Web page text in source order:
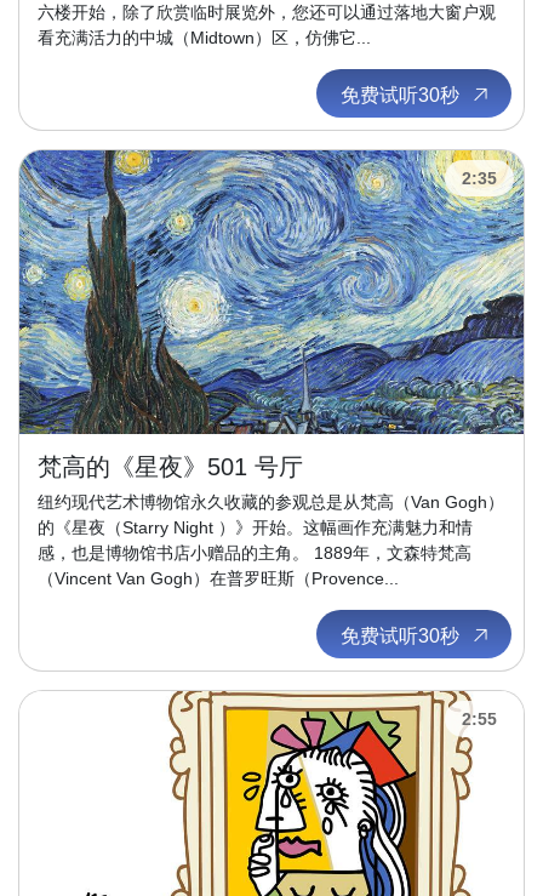
六楼开始，除了欣赏临时展览外，您还可以通过落地大窗户观
看充满活力的中城（Midtown）区，仿佛它...
免费试听30秒
2:35
梵高的《星夜》501 号厅
纽约现代艺术博物馆永久收藏的参观总是从梵高（Van Gogh）
的《星夜（Starry Night ）》开始。这幅画作充满魅力和情
感，也是博物馆书店小赠品的主角。 1889年，文森特梵高
（Vincent Van Gogh）在普罗旺斯（Provence...
免费试听30秒
2:55